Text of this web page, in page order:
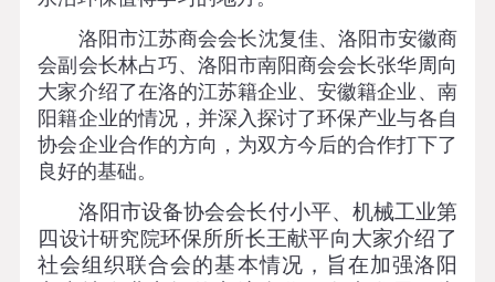
洛阳市江苏商会会长沈复佳、洛阳市安徽商
会副会长林占巧、洛阳市南阳商会会长张华周向
大家介绍了在洛的江苏籍企业、安徽籍企业、南
阳籍企业的情况，并深入探讨了环保产业与各自
协会企业合作的方向，为双方今后的合作打下了
良好的基础。
洛阳市设备协会会长付小平、机械工业第
四 设计研究院环保所所长王献平向大家介绍了
社会组织联合会的基本情况，旨在加强洛阳